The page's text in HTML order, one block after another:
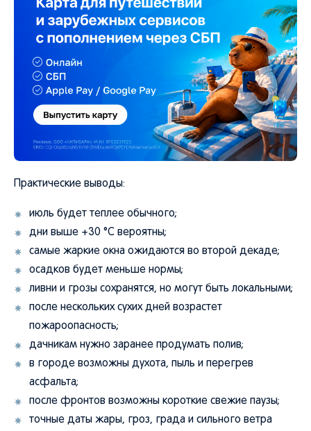
Практические выводы:
июль будет теплее обычного;
дни выше +30 °C вероятны;
самые жаркие окна ожидаются во второй декаде;
осадков будет меньше нормы;
ливни и грозы сохранятся, но могут быть локальными;
после нескольких сухих дней возрастет
пожароопасность;
дачникам нужно заранее продумать полив;
в городе возможны духота, пыль и перегрев
асфальта;
после фронтов возможны короткие свежие паузы;
точные даты жары, гроз, града и сильного ветра